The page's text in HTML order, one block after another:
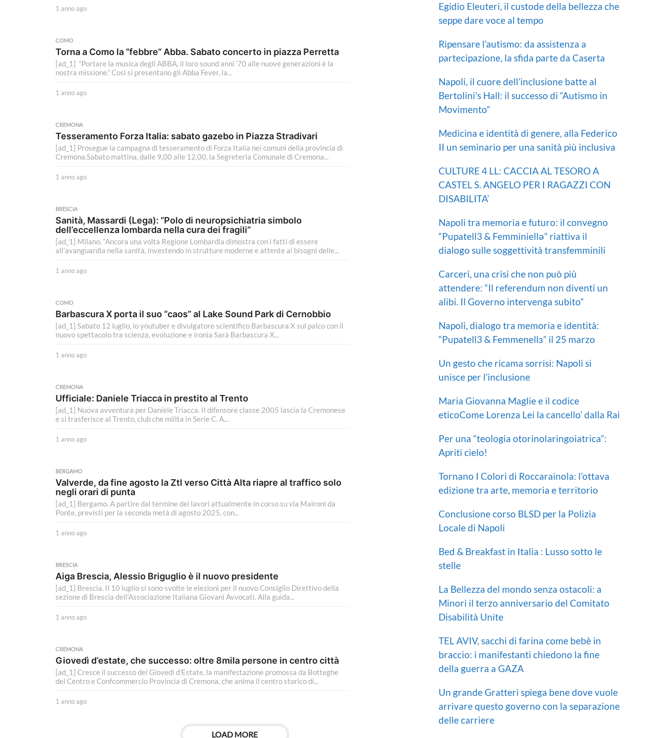
1 anno ago
a
g
o
COMO
Torna a Como la “febbre” Abba. Sabato concerto in piazza Perretta
[ad_1] “Portare la musica degli ABBA, il loro sound anni ’70 alle nuove generazioni è la
nostra missione.” Così si presentano gli Abba Fever, la...
1 anno ago
a
g
o
CREMONA
Tesseramento Forza Italia: sabato gazebo in Piazza Stradivari
[ad_1] Prosegue la campagna di tesseramento di Forza Italia nei comuni della provincia di
Cremona.Sabato mattina, dalle 9,00 alle 12,00, la Segreteria Comunale di Cremona...
1 anno ago
a
g
o
BRESCIA
Sanità, Massardi (Lega): “Polo di neuropsichiatria simbolo
dell’eccellenza lombarda nella cura dei fragili”
[ad_1] Milano. “Ancora una volta Regione Lombardia dimostra con i fatti di essere
all’avanguardia nella sanità, investendo in strutture moderne e attente ai bisogni delle...
1 anno ago
a
g
o
COMO
Barbascura X porta il suo “caos” al Lake Sound Park di Cernobbio
[ad_1] Sabato 12 luglio, lo youtuber e divulgatore scientifico Barbascura X sul palco con il
nuovo spettacolo tra scienza, evoluzione e ironia Sarà Barbascura X...
1 anno ago
a
g
o
CREMONA
Ufficiale: Daniele Triacca in prestito al Trento
[ad_1] Nuova avventura per Daniele Triacca. Il difensore classe 2005 lascia la Cremonese
e si trasferisce al Trento, club che milita in Serie C. A...
1 anno ago
a
g
o
BERGAMO
Valverde, da fine agosto la Ztl verso Città Alta riapre al traffico solo
negli orari di punta
[ad_1] Bergamo. A partire dal termine dei lavori attualmente in corso su via Maironi da
Ponte, previsti per la seconda metà di agosto 2025, con...
1 anno ago
a
g
o
BRESCIA
Aiga Brescia, Alessio Briguglio è il nuovo presidente
[ad_1] Brescia. Il 10 luglio si sono svolte le elezioni per il nuovo Consiglio Direttivo della
sezione di Brescia dell’Associazione Italiana Giovani Avvocati. Alla guida...
1 anno ago
a
g
o
CREMONA
Giovedì d’estate, che successo: oltre 8mila persone in centro città
[ad_1] Cresce il successo dei Giovedì d’Estate, la manifestazione promossa da Botteghe
del Centro e Confcommercio Provincia di Cremona, che anima il centro storico di...
1 anno ago
LOAD MORE
Egidio Eleuteri, il custode della bellezza che
seppe dare voce al tempo
Ripensare l’autismo: da assistenza a
partecipazione, la sfida parte da Caserta
Napoli, il cuore dell’inclusione batte al
Bertolini’s Hall: il successo di “Autismo in
Movimento”
Medicina e identità di genere, alla Federico
II un seminario per una sanità più inclusiva
CULTURE 4 LL: CACCIA AL TESORO A
CASTEL S. ANGELO PER I RAGAZZI CON
DISABILITA’
Napoli tra memoria e futuro: il convegno
“Pupatell3 & Femminiellə” riattiva il
dialogo sulle soggettività transfemminili
Carceri, una crisi che non può più
attendere: “Il referendum non diventi un
alibi. Il Governo intervenga subito”
Napoli, dialogo tra memoria e identità:
“Pupatell3 & Femmenellɜ” il 25 marzo
Un gesto che ricama sorrisi: Napoli si
unisce per l’inclusione
Maria Giovanna Maglie e il codice
eticoCome Lorenza Lei la cancello’ dalla Rai
Per una “teologia otorinolaringoiatrica”:
Apriti cielo!
Tornano I Colori di Roccarainola: l’ottava
edizione tra arte, memoria e territorio
Conclusione corso BLSD per la Polizia
Locale di Napoli
Bed & Breakfast in Italia : Lusso sotto le
stelle
La Bellezza del mondo senza ostacoli: a
Minori il terzo anniversario del Comitato
Disabilità Unite
TEL AVIV, sacchi di farina come bebè in
braccio: i manifestanti chiedono la fine
della guerra a GAZA
Un grande Gratteri spiega bene dove vuole
arrivare questo governo con la separazione
delle carriere